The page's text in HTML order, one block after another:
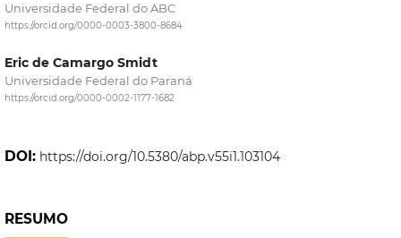
Universidade Federal do ABC
https://orcid.org/0000-0003-3800-8684
Eric de Camargo Smidt
Universidade Federal do Paraná
https://orcid.org/0000-0002-1177-1682
DOI: https://doi.org/10.5380/abp.v55i1.103104
RESUMO